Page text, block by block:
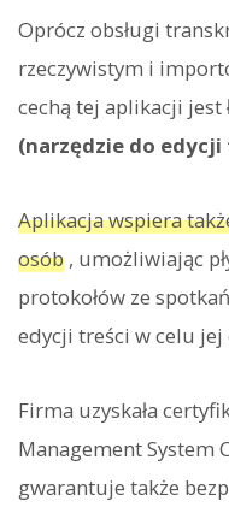
Oprócz obsługi
rzeczywistym i
cechą tej aplikacji jest
(narzędzie do
Aplikacja wspiera
osób , umożliwiając
protokołów ze
edycji treści w celu jej
Firma uzyskała
Management System
gwarantuje także